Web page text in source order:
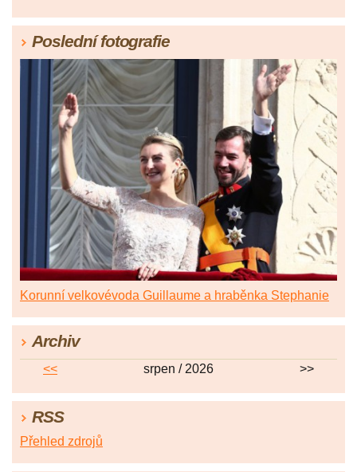
Poslední fotografie
Korunní velkovévoda Guillaume a hraběnka Stephanie
Archiv
<< srpen / 2026 >>
RSS
Přehled zdrojů